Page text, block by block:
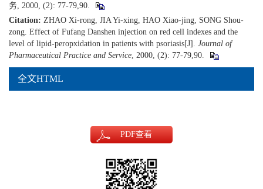
务, 2000, (2): 77-79,90.
Citation: ZHAO Xi-rong, JIA Yi-xing, HAO Xiao-jing, SONG Shou-
zong. Effect of Fufang Danshen injection on red cell indexes and the
level of lipid-peropxidation in patients with psoriasis[J]. Journal of
Pharmaceutical Practice and Service , 2000, (2): 77-79,90.
全文HTML
PDF查看